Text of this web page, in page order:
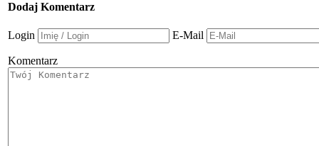
Dodaj Komentarz
Login E-Mail
Komentarz